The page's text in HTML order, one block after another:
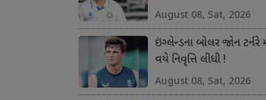
August 08, Sat, 2026
ઇંગ્લેન્ડના બોલર જોન ટર્નરે
વયે નિવૃત્તિ લીધી !
August 08, Sat, 2026